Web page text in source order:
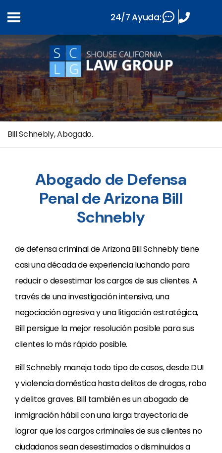
Bill Schnebly, Abogado.
Abogado de Defensa
Penal de Arizona Bill
Schnebly
de defensa criminal de Arizona Bill Schnebly tiene
casi una década de experiencia luchando para
reducir o desestimar los cargos de sus clientes. A
través de una investigación intensiva, una
negociación agresiva y una litigación estratégica,
Bill persigue la mejor resolución posible para sus
clientes lo más rápido posible.
Bill Schnebly maneja todo tipo de casos, desde DUI
y violencia doméstica hasta delitos de drogas, robo
y delitos graves. Bill también es un abogado de
inmigración hábil con una larga trayectoria de
lograr que los cargos criminales de sus clientes no
ciudadanos sean desestimados o disminuidos a
24/7 Ayuda: